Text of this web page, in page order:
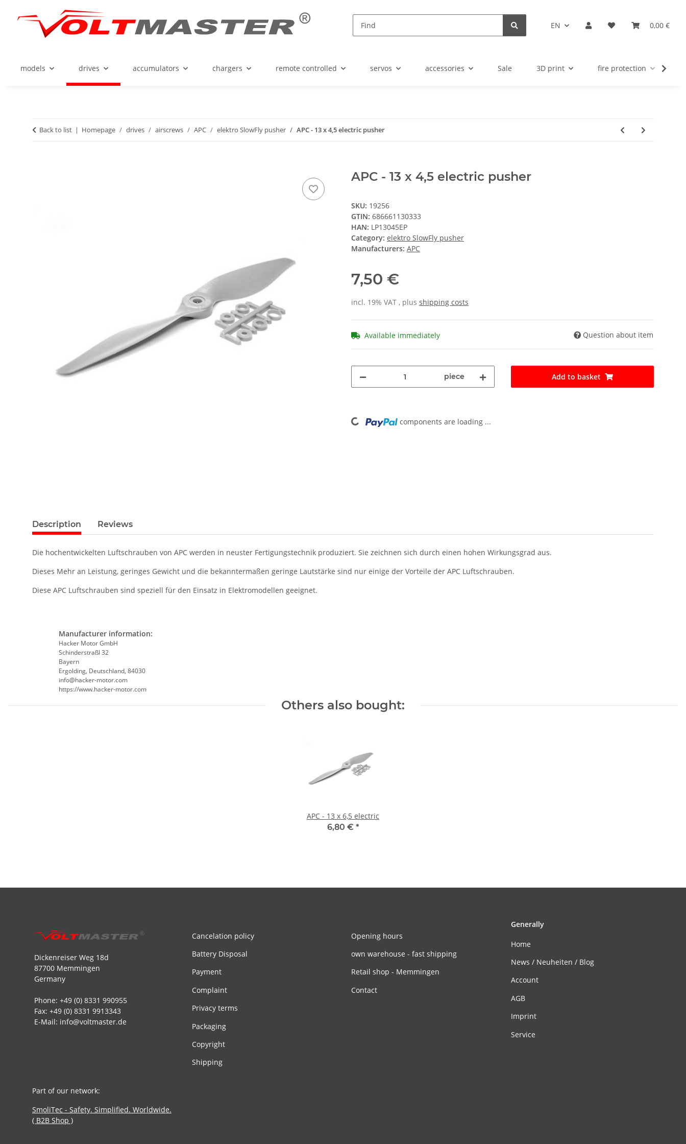
EN 0,00 €
models drives accumulators chargers remote controlled servos accessories Sale 3D print fire protection
Back to list Homepage drives airscrews APC elektro SlowFly pusher APC - 13 x 4,5 electric pusher
APC - 13 x 4,5 electric pusher
SKU: 19256
GTIN: 686661130333
HAN: LP13045EP
Category: elektro SlowFly pusher
Manufacturers: APC
7,50 €
incl. 19% VAT , plus shipping costs
Available immediately Question about item
piece Add to basket
Loading... components are loading ...
Description Reviews
Die hochentwickelten Luftschrauben von APC werden in neuster Fertigungstechnik produziert. Sie zeichnen sich durch einen hohen Wirkungsgrad aus.
Dieses Mehr an Leistung, geringes Gewicht und die bekanntermaßen geringe Lautstärke sind nur einige der Vorteile der APC Luftschrauben.
Diese APC Luftschrauben sind speziell für den Einsatz in Elektromodellen geeignet.
Manufacturer information:
Hacker Motor GmbH
Schinderstraßl 32
Bayern
Ergolding, Deutschland, 84030
info@hacker-motor.com
https://www.hacker-motor.com
Others also bought:
APC - 13 x 6,5 electric
6,80 € *
Dickenreiser Weg 18d
87700 Memmingen
Germany
Phone: +49 (0) 8331 990955
Fax: +49 (0) 8331 9913343
E-Mail: info@voltmaster.de
Cancelation policy
Battery Disposal
Payment
Complaint
Privacy terms
Packaging
Copyright
Shipping
Opening hours
own warehouse - fast shipping
Retail shop - Memmingen
Contact
Generally
Home
News / Neuheiten / Blog
Account
AGB
Imprint
Service
Part of our network:
SmoliTec - Safety. Simplified. Worldwide.
( B2B Shop )